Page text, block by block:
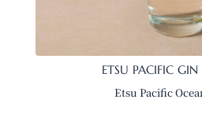
ETSU PACIFIC
Etsu Pacific